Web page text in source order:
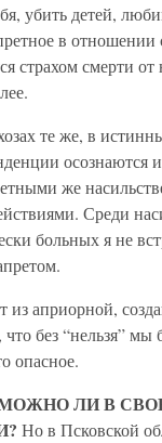
убить детей,
в отношении
страхом смерти от
те же, в
осознаются
же
Среди
больных я не
из априорной,
без “нельзя” мы
опасное.
ЛИ В
Но в Псковской